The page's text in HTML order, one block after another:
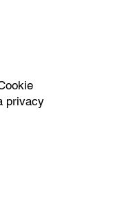
privacy